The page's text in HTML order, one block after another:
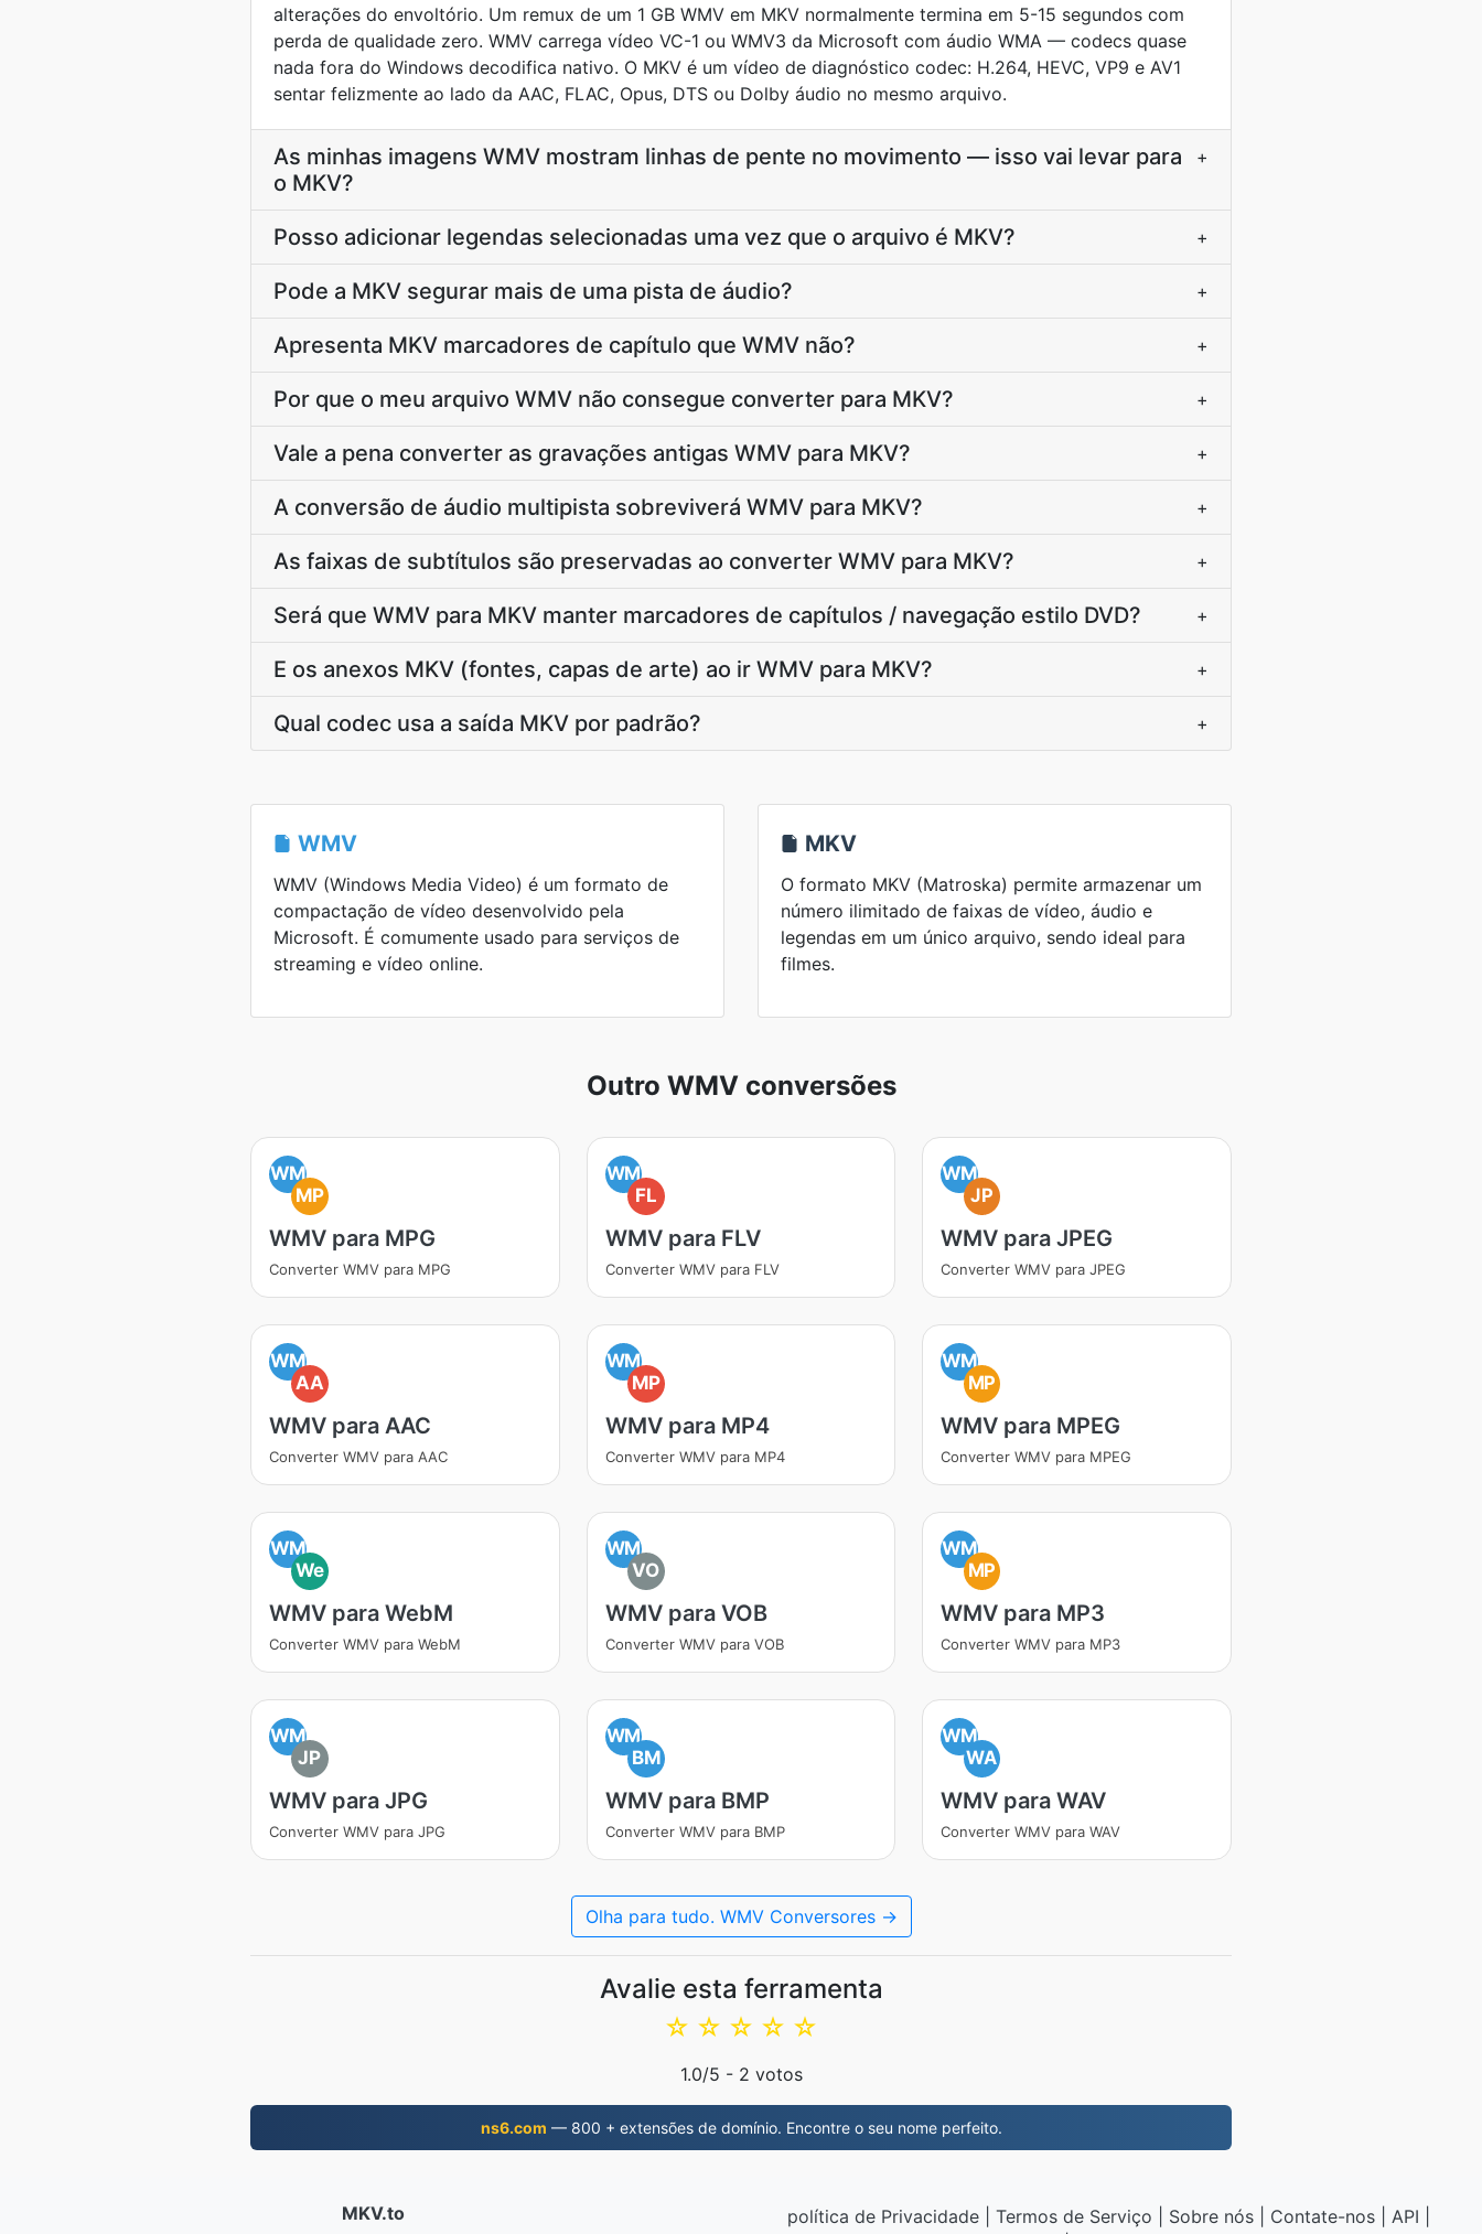
alterações do envoltório. Um remux de um 1 GB WMV em MKV normalmente termina em 5-15 segundos com
perda de qualidade zero. WMV carrega vídeo VC-1 ou WMV3 da Microsoft com áudio WMA — codecs quase
nada fora do Windows decodifica nativo. O MKV é um vídeo de diagnóstico codec: H.264, HEVC, VP9 e AV1
sentar felizmente ao lado da AAC, FLAC, Opus, DTS ou Dolby áudio no mesmo arquivo.
As minhas imagens WMV mostram linhas de pente no movimento — isso vai levar para
o MKV?
+
Posso adicionar legendas selecionadas uma vez que o arquivo é MKV? +
Pode a MKV segurar mais de uma pista de áudio? +
Apresenta MKV marcadores de capítulo que WMV não? +
Por que o meu arquivo WMV não consegue converter para MKV? +
Vale a pena converter as gravações antigas WMV para MKV? +
A conversão de áudio multipista sobreviverá WMV para MKV? +
As faixas de subtítulos são preservadas ao converter WMV para MKV? +
Será que WMV para MKV manter marcadores de capítulos / navegação estilo DVD? +
E os anexos MKV (fontes, capas de arte) ao ir WMV para MKV? +
Qual codec usa a saída MKV por padrão? +
WMV
WMV (Windows Media Video) é um formato de
compactação de vídeo desenvolvido pela
Microsoft. É comumente usado para serviços de
streaming e vídeo online.
MKV
O formato MKV (Matroska) permite armazenar um
número ilimitado de faixas de vídeo, áudio e
legendas em um único arquivo, sendo ideal para
filmes.
Outro WMV conversões
WM
MP
WMV para MPG
Converter WMV para MPG
WM
FL
WMV para FLV
Converter WMV para FLV
WM
JP
WMV para JPEG
Converter WMV para JPEG
WM
AA
WMV para AAC
Converter WMV para AAC
WM
MP
WMV para MP4
Converter WMV para MP4
WM
MP
WMV para MPEG
Converter WMV para MPEG
WM
We
WMV para WebM
Converter WMV para WebM
WM
VO
WMV para VOB
Converter WMV para VOB
WM
MP
WMV para MP3
Converter WMV para MP3
WM
JP
WMV para JPG
Converter WMV para JPG
WM
BM
WMV para BMP
Converter WMV para BMP
WM
WA
WMV para WAV
Converter WMV para WAV
Olha para tudo. WMV Conversores →
Avalie esta ferramenta
☆
☆
☆
☆
☆
1.0/5 - 2 votos
ns6.com — 800 + extensões de domínio. Encontre o seu nome perfeito.
MKV.to política de Privacidade Termos de Serviço Sobre nós Contate-nos API